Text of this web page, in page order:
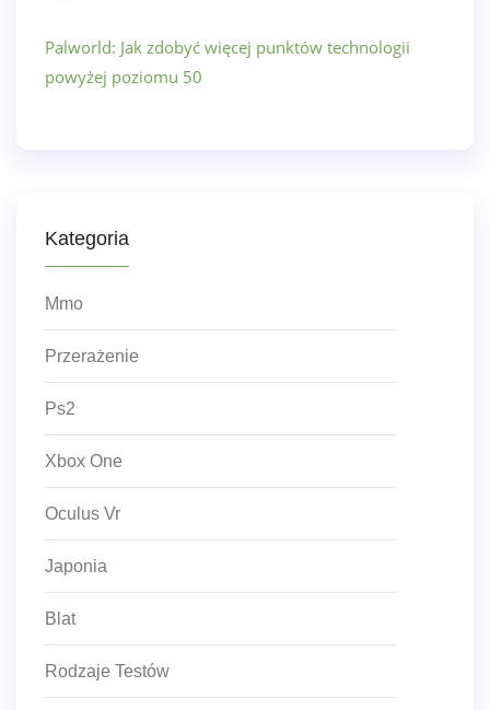
Palworld: Jak zdobyć więcej punktów technologii
powyżej poziomu 50
Kategoria
Mmo
Przerażenie
Ps2
Xbox One
Oculus Vr
Japonia
Blat
Rodzaje Testów